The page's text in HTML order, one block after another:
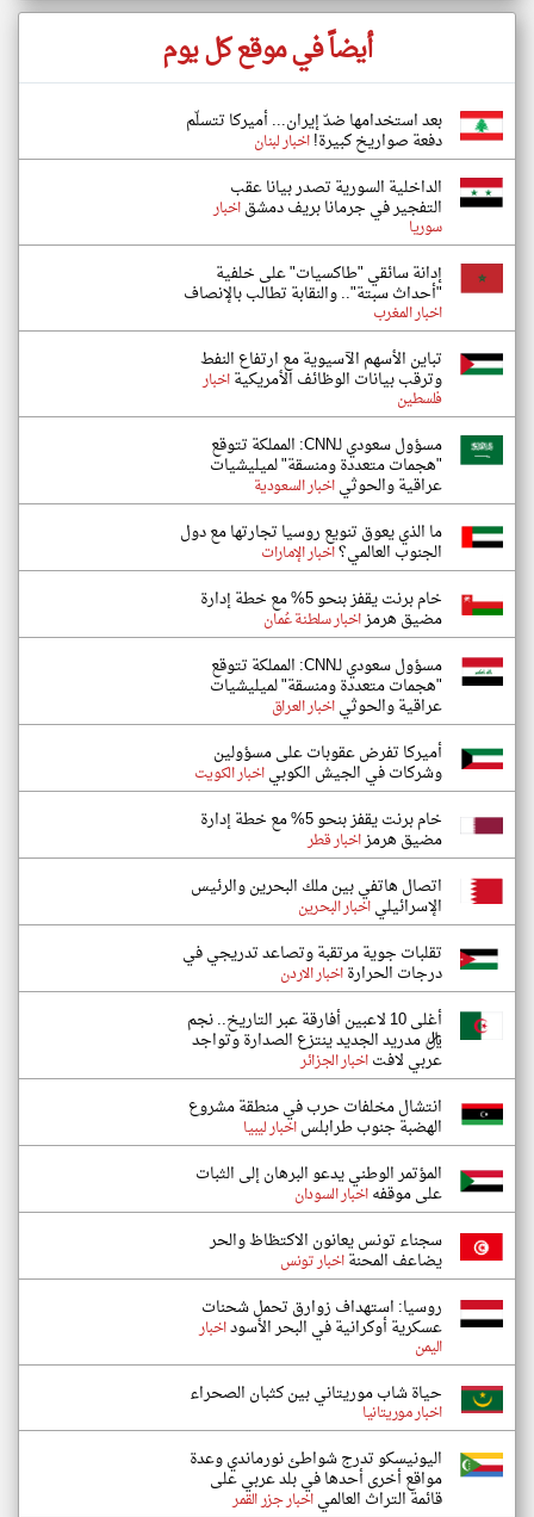
أيضاً في موقع كل يوم
بعد استخدامها ضدّ إيران... أميركا تتسلّم
دفعة صواريخ كبيرة!اخبار لبنان
الداخلية السورية تصدر بيانا عقب
التفجير في جرمانا بريف دمشقاخبار
سوريا
إدانة سائقي "طاكسيات" على خلفية
"أحداث سبتة".. والنقابة تطالب بالإنصاف
اخبار المغرب
تباين الأسهم الآسيوية مع ارتفاع النفط
وترقب بيانات الوظائف الأمريكيةاخبار
فلسطين
مسؤول سعودي لـCNN: المملكة تتوقع
"هجمات متعددة ومنسقة" لميليشيات
عراقية والحوثياخبار السعودية
ما الذي يعوق تنويع روسيا تجارتها مع دول
الجنوب العالمي؟اخبار الإمارات
خام برنت يقفز بنحو 5% مع خطة إدارة
مضيق هرمزاخبار سلطنة عُمان
مسؤول سعودي لـCNN: المملكة تتوقع
"هجمات متعددة ومنسقة" لميليشيات
عراقية والحوثياخبار العراق
أميركا تفرض عقوبات على مسؤولين
وشركات في الجيش الكوبياخبار الكويت
خام برنت يقفز بنحو 5% مع خطة إدارة
مضيق هرمزاخبار قطر
اتصال هاتفي بين ملك البحرين والرئيس
الإسرائيلياخبار البحرين
تقلبات جوية مرتقبة وتصاعد تدريجي في
درجات الحرارةاخبار الاردن
أغلى 10 لاعبين أفارقة عبر التاريخ.. نجم
ريال مدريد الجديد ينتزع الصدارة وتواجد
عربي لافتاخبار الجزائر
انتشال مخلفات حرب في منطقة مشروع
الهضبة جنوب طرابلساخبار ليبيا
المؤتمر الوطني يدعو البرهان إلى الثبات
على موقفهاخبار السودان
سجناء تونس يعانون الاكتظاظ والحر
يضاعف المحنةاخبار تونس
روسيا: استهداف زوارق تحمل شحنات
عسكرية أوكرانية في البحر الأسوداخبار
اليمن
حياة شاب موريتاني بين كثبان الصحراء
اخبار موريتانيا
اليونيسكو تدرج شواطئ نورماندي وعدة
مواقع أخرى أحدها في بلد عربي على
قائمة التراث العالمياخبار جزر القمر